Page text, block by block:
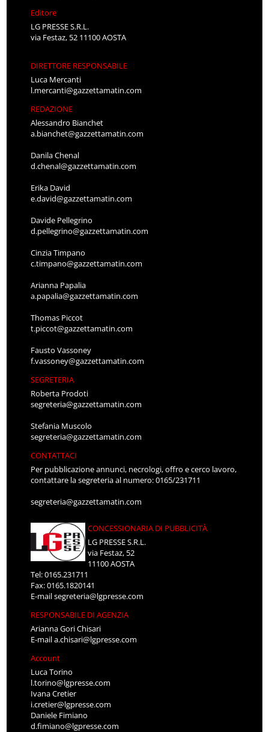
Editore
LG PRESSE S.R.L.
via Festaz, 52 11100 AOSTA
DIRETTORE RESPONSABILE
Luca Mercanti
l.mercanti@gazzettamatin.com
REDAZIONE
Alessandro Bianchet
a.bianchet@gazzettamatin.com
Danila Chenal
d.chenal@gazzettamatin.com
Erika David
e.david@gazzettamatin.com
Davide Pellegrino
d.pellegrino@gazzettamatin.com
Cinzia Timpano
c.timpano@gazzettamatin.com
Arianna Papalia
a.papalia@gazzettamatin.com
Thomas Piccot
t.piccot@gazzettamatin.com
Fausto Vassoney
f.vassoney@gazzettamatin.com
SEGRETERIA
Roberta Prodoti
segreteria@gazzettamatin.com
Stefania Muscolo
segreteria@gazzettamatin.com
CONTATTACI
Per pubblicazione annunci, necrologi, offro e cerco lavoro,
contattare la segreteria al numero: 0165/231711
segreteria@gazzettamatin.com
CONCESSIONARIA DI PUBBLICITÀ
LG PRESSE S.R.L.
via Festaz, 52
11100 AOSTA
Tel: 0165.231711
Fax: 0165.1820141
E-mailsegreteria@lgpresse.com
RESPONSABILE DI AGENZIA
Arianna Gori Chisari
E-maila.chisari@lgpresse.com
Account
Luca Torino
l.torino@lgpresse.com
Ivana Cretier
i.cretier@lgpresse.com
Daniele Fimiano
d.fimiano@lgpresse.com